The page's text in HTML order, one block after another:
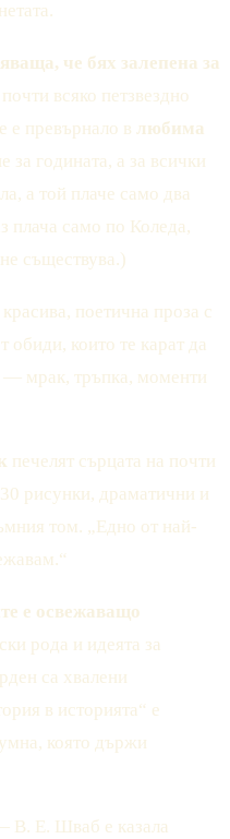
че бях залепена за
всяко петзвездно
е превърнало в любима
за годината, а за всички
а той плаче само два
плача само по Коледа,
съществува.)
поетична проза с
обиди, които те карат да
— мрак, тръпка, моменти
печелят сърцата на почти
рисунки, драматични и
том. „Едно от най-
е освежаващо
рода и идеята за
са хвалени
в историята“ е
която държи
В. Е. Шваб е казала